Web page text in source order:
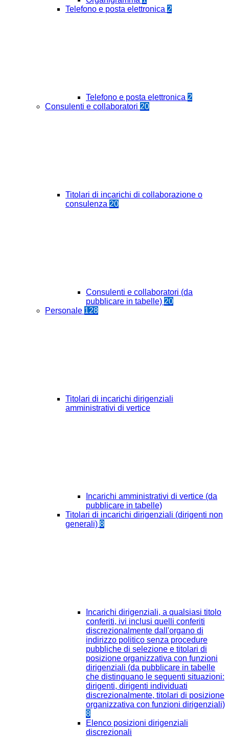
Telefono e posta elettronica 2
Telefono e posta elettronica 2
Consulenti e collaboratori 20
Titolari di incarichi di collaborazione o
consulenza 20
Consulenti e collaboratori (da
pubblicare in tabelle) 20
Personale 128
Titolari di incarichi dirigenziali
amministrativi di vertice
Incarichi amministrativi di vertice (da
pubblicare in tabelle)
Titolari di incarichi dirigenziali (dirigenti non
generali) 8
Incarichi dirigenziali, a qualsiasi titolo
conferiti, ivi inclusi quelli conferiti
discrezionalmente dall'organo di
indirizzo politico senza procedure
pubbliche di selezione e titolari di
posizione organizzativa con funzioni
dirigenziali (da pubblicare in tabelle
che distinguano le seguenti situazioni:
dirigenti, dirigenti individuati
discrezionalmente, titolari di posizione
organizzativa con funzioni dirigenziali)
8
Elenco posizioni dirigenziali
discrezionali